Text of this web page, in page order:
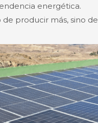
energética.
producir más, sino de